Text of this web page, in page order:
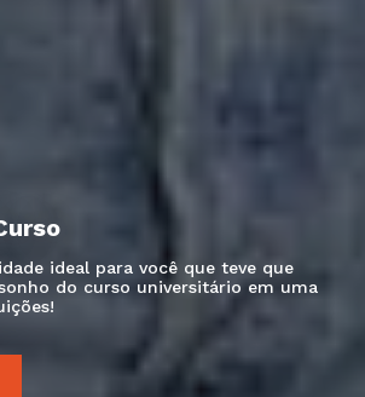
ideal para você que teve que
do curso universitário em uma